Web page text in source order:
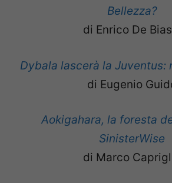
Bellezza?
di Enrico De
Dybala lascerà la Juventus:
di Eugenio
Aokigahara, la foresta
SinisterWise
di Marco